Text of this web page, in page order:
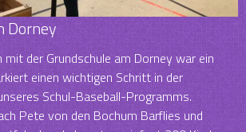
Dorney
der Grundschule am Dorney war ein
einen wichtigen Schritt in der
Schul-Baseball-Programms.
Pete von den Bochum Barflies und